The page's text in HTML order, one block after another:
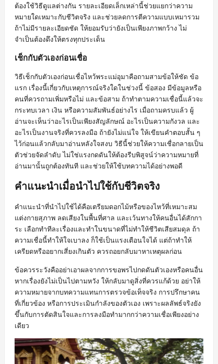
ต้องใช้วิธีดูแลต่างกัน รายละเอียดเล็กเหล่านี้ช่วยแยกว่าความ
หมายใดเหมาะกับชีวิตจริง และช่วยลดการตีความแบบเหมารวม
ถ้าไม่มีรายละเอียดชัด ให้ยอมรับว่ายังเป็นเพียงภาพกว้าง ไม่
จำเป็นต้องดึงให้ตรงทุกประเด็น
เช็กกับตัวเองก่อนเชื่อ
วิธีเช็กกับตัวเองก่อนเชื่อไหว้พระแม่อุมาคือถามสามข้อให้ชัด ข้อ
แรก เรื่องนี้เกี่ยวกับเหตุการณ์จริงใดในช่วงนี้ ข้อสอง มีข้อมูลหรือ
คนที่ควรถามเพิ่มหรือไม่ และข้อสาม ถ้าทำตามความเชื่อนี้แล้วจะ
กระทบเวลา เงิน หรือความสัมพันธ์อย่างไร เมื่อถามครบแล้ว ผู้
อ่านจะเห็นว่าอะไรเป็นเพียงสัญลักษณ์ อะไรเป็นความกังวล และ
อะไรเป็นงานจริงที่ควรลงมือ ถ้ายังไม่แน่ใจ ให้เขียนคำตอบสั้น ๆ
ไว้ก่อนแล้วกลับมาอ่านหลังใจสงบ วิธีนี้ช่วยให้ความเชื่อกลายเป็น
ตัวช่วยจัดลำดับ ไม่ใช่แรงกดดันให้ต้องรีบพิสูจน์ว่าความหมายที่
อ่านมานั้นถูกต้องทันที และช่วยให้ใช้บทความได้อย่างพอดี
คำแนะนำเมื่อนำไปใช้กับชีวิตจริง
คำแนะนำที่นำไปใช้ได้คือเตรียมดอกไม้หรือของไหว้ที่เหมาะสม
แต่งกายสุภาพ ลดเสียงในพื้นที่ศาล และเว้นทางให้คนอื่นได้สักกา
ระ เลือกทำทีละเรื่องและทำในขนาดที่ไม่ทำให้ชีวิตเสียสมดุล ถ้า
ความเชื่อนี้ทำให้ใจเบาลง ก็ใช้เป็นแรงเตือนใจได้ แต่ถ้าทำให้
เครียดหรืออยากเสี่ยงเกินตัว ควรถอยกลับมาหาเหตุผลก่อน
ข้อควรระวังคืออย่าเอาผลจากการขอพรไปกดดันตัวเองหรือคนอื่น
หากเรื่องยังไม่เป็นไปตามหวัง ให้กลับมาดูสิ่งที่ควรแก้ด้วย อย่าให้
ความหมายจากบทความแทนการตรวจข้อเท็จจริง การปรึกษาคน
ที่เกี่ยวข้อง หรือการประเมินกำลังของตัวเอง เพราะผลลัพธ์จริงยัง
ขึ้นกับการตัดสินใจและการลงมือทำมากกว่าความเชื่อเพียงอย่าง
เดียว